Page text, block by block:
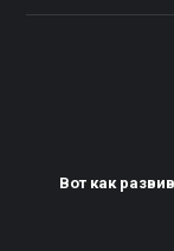
Вот как